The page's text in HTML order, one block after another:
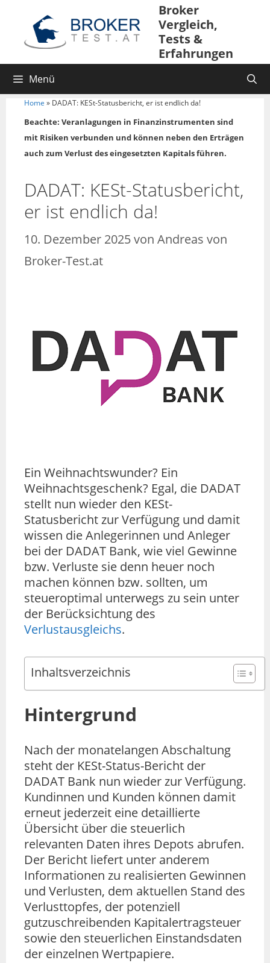
springen
Broker
Vergleich,
Tests &
Erfahrungen
Menü
Home » DADAT: KESt-Statusbericht, er ist endlich da!
Beachte: Veranlagungen in Finanzinstrumenten sind
mit Risiken verbunden und können neben den Erträgen
auch zum Verlust des eingesetzten Kapitals führen.
DADAT: KESt-Statusbericht,
er ist endlich da!
10. Dezember 2025von Andreas von
Broker-Test.at
Ein Weihnachtswunder? Ein
Weihnachtsgeschenk? Egal, die DADAT
stellt nun wieder den KESt-
Statusbericht zur Verfügung und damit
wissen die Anlegerinnen und Anleger
bei der DADAT Bank, wie viel Gewinne
bzw. Verluste sie denn heuer noch
machen können bzw. sollten, um
steueroptimal unterwegs zu sein unter
der Berücksichtung des
Verlustausgleichs.
Inhaltsverzeichnis
Hintergrund
Nach der monatelangen Abschaltung
steht der KESt-Status-Bericht der
DADAT Bank nun wieder zur Verfügung.
Kundinnen und Kunden können damit
erneut jederzeit eine detaillierte
Übersicht über die steuerlich
relevanten Daten ihres Depots abrufen.
Der Bericht liefert unter anderem
Informationen zu realisierten Gewinnen
und Verlusten, dem aktuellen Stand des
Verlusttopfes, der potenziell
gutzuschreibenden Kapitalertragsteuer
sowie den steuerlichen Einstandsdaten
der einzelnen Wertpapiere.